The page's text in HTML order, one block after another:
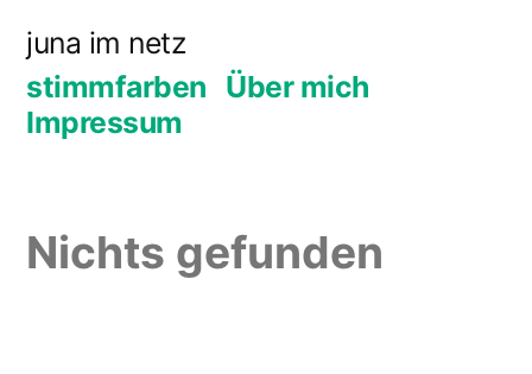
Inhalt
springen
juna im netz
stimmfarben Über mich
Impressum
Nichts gefunden